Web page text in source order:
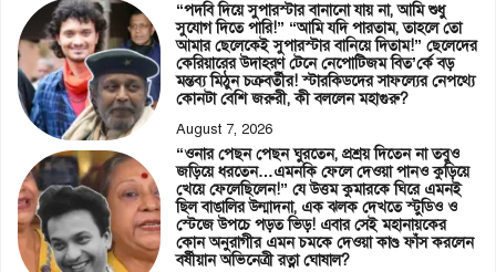
“পদবি দিয়ে সুপারস্টার বানানো যায় না, আমি শুধু
সুযোগ দিতে পারি!” “আমি যদি পারতাম, তাহলে তো
আমার ছেলেকেই সুপারস্টার বানিয়ে দিতাম!” ছেলেদের
কেরিয়ারের উদাহরণ টেনে নেপোটিজম বিত’র্কে বড়
মন্তব্য মিঠুন চক্রবর্তীর! স্টারকিডদের সাফল্যের নেপথ্যে
কোনটা বেশি জরুরী, কী বললেন মহাগুরু?
August 7, 2026
“ওনার পেছন পেছন ঘুরতেন, প্রশ্রয় দিতেন না তবুও
জড়িয়ে ধরতেন…এমনকি ফেলে দেওয়া পানও কুড়িয়ে
খেয়ে ফেলেছিলেন!” যে উত্তম কুমারকে ঘিরে এমনই
ছিল বাঙালির উন্মাদনা, এক ঝলক দেখতে স্টুডিও ও
স্টেজে উপচে পড়ত ভিড়! এবার সেই মহানায়কের
কোন অনুরাগীর এমন চমকে দেওয়া কাণ্ড ফাঁস করলেন
বর্ষীয়ান অভিনেত্রী রত্না ঘোষাল?